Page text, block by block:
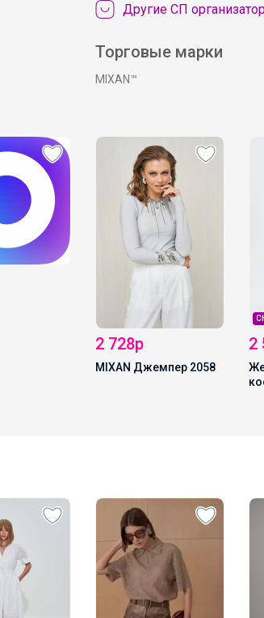
Другие СП
Торговые марки
MIXAN™
СКИДКА !
2 580р
Женские брючные